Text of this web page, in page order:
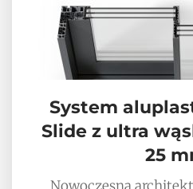
System
Slide z ultra
25